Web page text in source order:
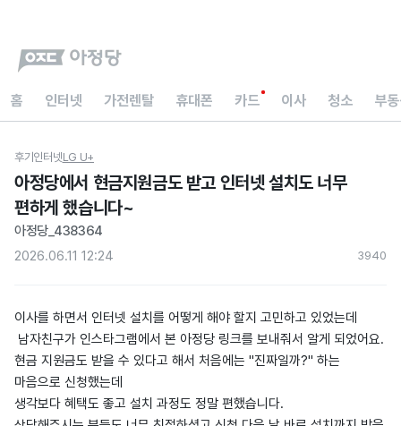
홈 인터넷 가전렌탈 휴대폰 카드 이사 청소 부
후기 인터넷LG U+
아정당에서 현금지원금도 받고 인터넷 설치도 너무
편하게 했습니다~
아정당_438364
2026.06.11 12:24
3940
이사를 하면서 인터넷 설치를 어떻게 해야 할지 고민하고 있었는데
남자친구가 인스타그램에서 본 아정당 링크를 보내줘서 알게 되었어요.
현금 지원금도 받을 수 있다고 해서 처음에는 "진짜일까?" 하는
마음으로 신청했는데
생각보다 혜택도 좋고 설치 과정도 정말 편했습니다.